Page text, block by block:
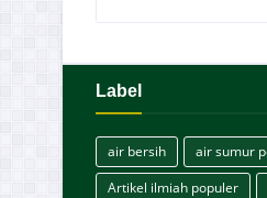
Label
air bersih air sumur
Artikel ilmiah populer